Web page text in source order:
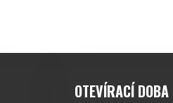
OTEVÍRACÍ DOBA